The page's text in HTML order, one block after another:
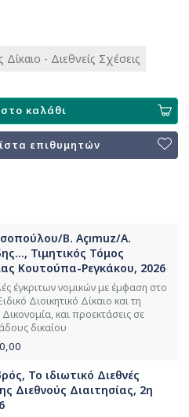
- Διεθνείς Σχέσεις
καλάθι
επιθυμητών
B. Açımuz/Α.
Τιμητικός Τόμος
Κουτούπα-Ρεγκάκου, 2026
έγκριτων νομικών με έμφαση στο
Διοικητικό Δίκαιο και τη
Δικονομία, και προεκτάσεις σε
δικαίου
Το ιδιωτικό Διεθνές
Διεθνούς Διαιτησίας, 2η